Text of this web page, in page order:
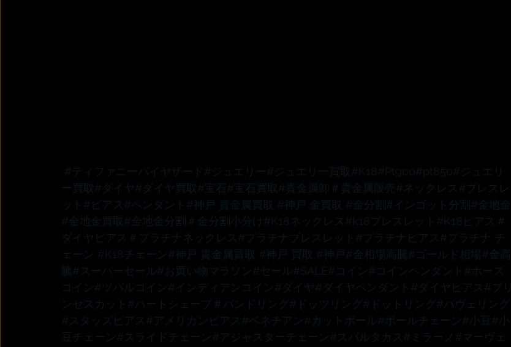
#ティファニーバイヤザード #ジュエリー#ジュエリー買取 #K18#Pt900#pt850#ジュエリ
ー買取 #ダイヤ#ダイヤ買取 #宝石 #宝石買取 #貴金属卸 ＃貴金属販売#ネックレス #ブレスレ
ット #ピアス #ペンダント #神戸 貴金属買取 #神戸 金買取 #金分割 #インゴット分割 #金地金
#金地金買取 #金地金分割 ＃金分割小分け #K18ネックレス #k18ブレスレット #K18ピアス ＃
ダイヤピアス ＃プラチナネックレス #プラチナブレスレット #プラチナピアス #プラチナ
チ
ェーン #K18チェーン#神戸 貴金属買取 #神戸 買取 #神戸#金相場高騰#ゴールド相場 #金高
騰#スーパーセール#お買い物マラソン#セール#SALE#コイン#コインペンダント #ホース
コイン#ツバルコイン#インディアンコイン#ダイヤ#ダイヤペンダント #ダイヤピアス #プリ
ンセスカット #ハートシェープ ＃バンドリング#ドッツリング#ドットリング#パヴェリング
#スタッズピアス #アメリカンピアス #ベネチアン#カットボール#ボールチェーン#小豆#小
豆チェーン#スライドチェーン#アジャスターチェーン#スパルタカス #ミラーノ #マーヴェ